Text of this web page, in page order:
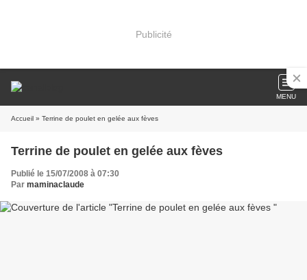
Publicité
MENU
Accueil » Terrine de poulet en gelée aux fèves
Terrine de poulet en gelée aux fèves
Publié le 15/07/2008 à 07:30
Par maminaclaude